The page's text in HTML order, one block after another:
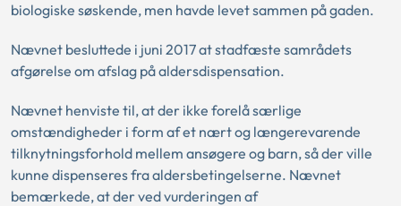
biologiske søskende, men havde levet sammen på gaden.
Nævnet besluttede i juni 2017 at stadfæste samrådets
afgørelse om afslag på aldersdispensation.
Nævnet henviste til, at der ikke forelå særlige
omstændigheder i form af et nært og længerevarende
tilknytningsforhold mellem ansøgere og barn, så der ville
kunne dispenseres fra aldersbetingelserne. Nævnet
bemærkede, at der ved vurderingen af